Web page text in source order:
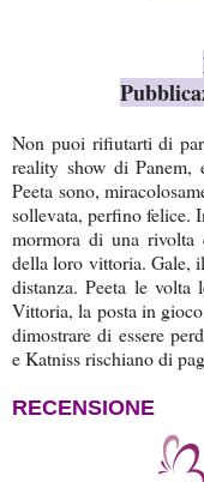
Non puoi rifiutarti di
reality show di Panem,
Peeta sono,
sollevata, perfino felice.
mormora di una rivolta
della loro vittoria. Gale,
distanza. Peeta le
Vittoria, la posta in
dimostrare di essere
e Katniss rischiano di
RECENSIONE